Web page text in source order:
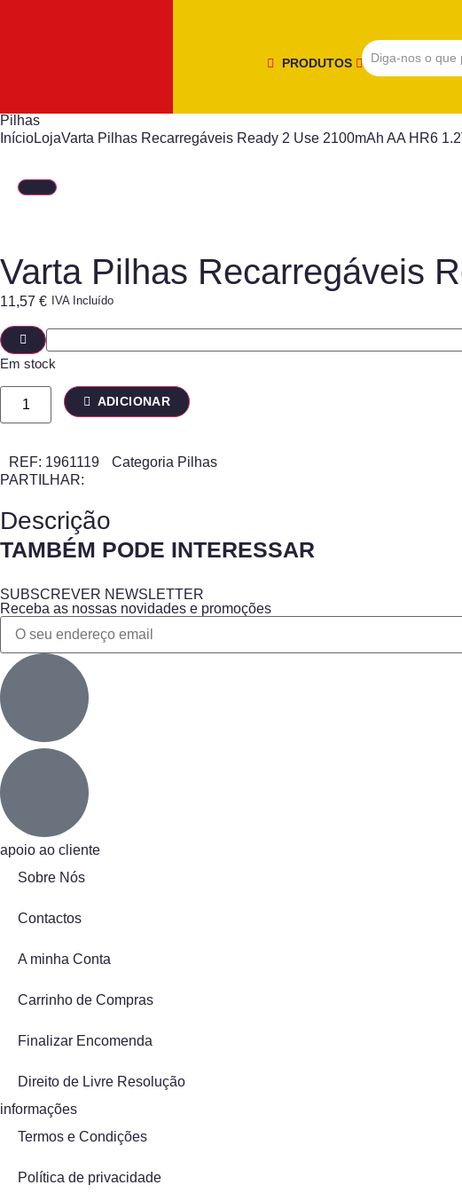
PRODUTOS
Pilhas
InícioLojaVarta Pilhas Recarregáveis Ready 2 Use 2100mAh AA HR6
Varta Pilhas Recarregáveis
11,57 € IVA Incluído
Em stock
ADICIONAR
REF: 1961119 Categoria Pilhas
PARTILHAR:
Descrição
TAMBÉM PODE INTERESSAR
SUBSCREVER NEWSLETTER
Receba as nossas novidades e promoções
apoio ao cliente
Sobre Nós
Contactos
A minha Conta
Carrinho de Compras
Finalizar Encomenda
Direito de Livre Resolução
informações
Termos e Condições
Política de privacidade